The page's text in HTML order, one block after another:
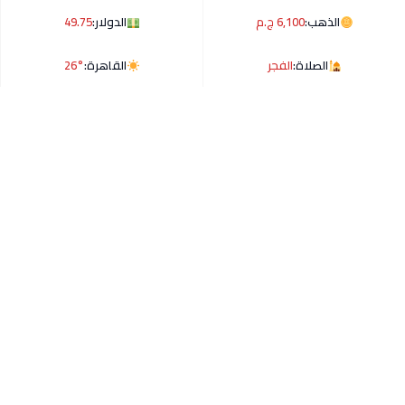
الذهب:6,100 ج.م الدولار:49.75
الصلاة:الفجر القاهرة:26°